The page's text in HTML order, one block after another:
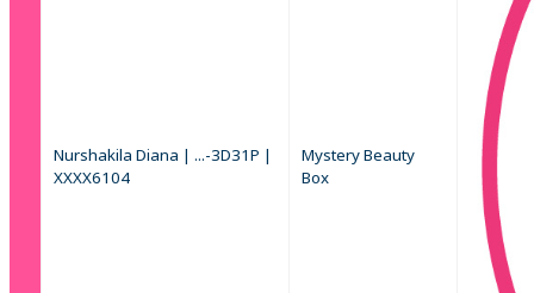
Nurshakila Diana | ...-3D31P |
XXXX6104
Mystery Beauty
Box